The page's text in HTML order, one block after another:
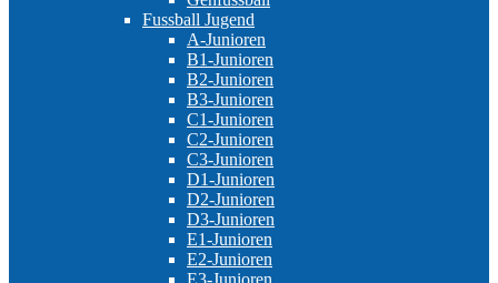
Fussball Jugend
A-Junioren
B1-Junioren
B2-Junioren
B3-Junioren
C1-Junioren
C2-Junioren
C3-Junioren
D1-Junioren
D2-Junioren
D3-Junioren
E1-Junioren
E2-Junioren
E3-Junioren